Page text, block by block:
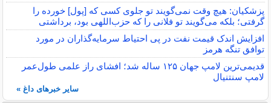
پزشکیان: هیچ وقت نمی‌گویند تو جلوی کسی که [پول] خورده را
گرفتی؛ بلکه می‌گویند تو فلانی را که حزب‌اللهی بود، برداشتی
افزایش اندک قیمت نفت در پی احتیاط سرمایه‌گذاران در مورد
توافق تنگه هرمز
قدیمی‌ترین لامپ جهان ۱۲۵ ساله شد؛ افشای راز علمی طول‌عمر
لامپ سنتنیال
سایر خبرهای داغ »